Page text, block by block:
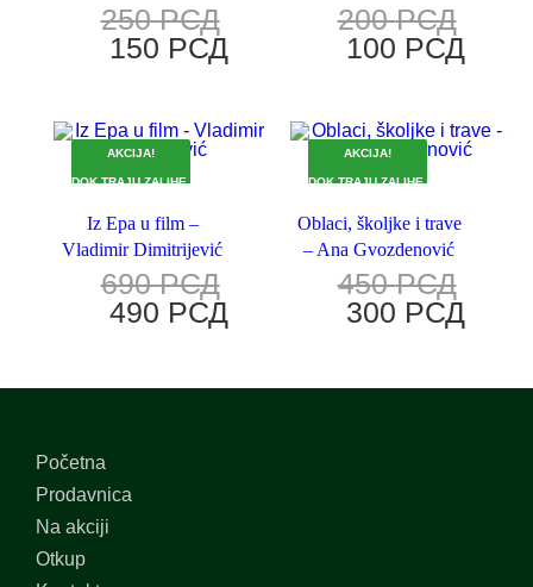
250РСД
150 РСД
200РСД
100 РСД
AKCIJA!
DOK TRAJU ZALIHE.
Iz Epa u film –
Vladimir Dimitrijević
690РСД
490 РСД
AKCIJA!
DOK TRAJU ZALIHE.
Oblaci, školjke i trave
– Ana Gvozdenović
450РСД
300 РСД
Početna
Prodavnica
Na akciji
Otkup